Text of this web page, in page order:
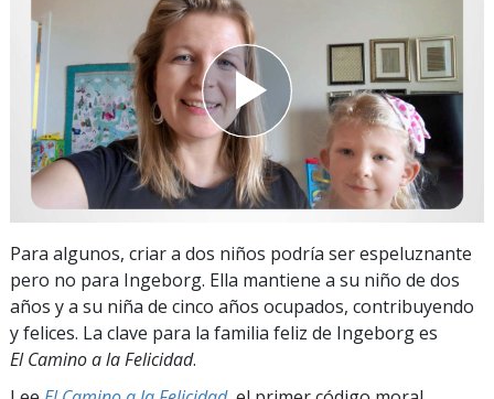
Para algunos, criar a dos niños podría ser espeluznante
pero no para Ingeborg. Ella mantiene a su niño de dos
años y a su niña de cinco años ocupados, contribuyendo
y felices. La clave para la familia feliz de Ingeborg es
El Camino a la Felicidad.